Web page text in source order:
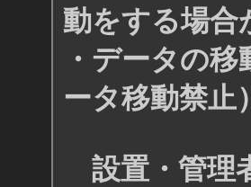
動をする場合
・データの
ータ移動禁止
設置・管理